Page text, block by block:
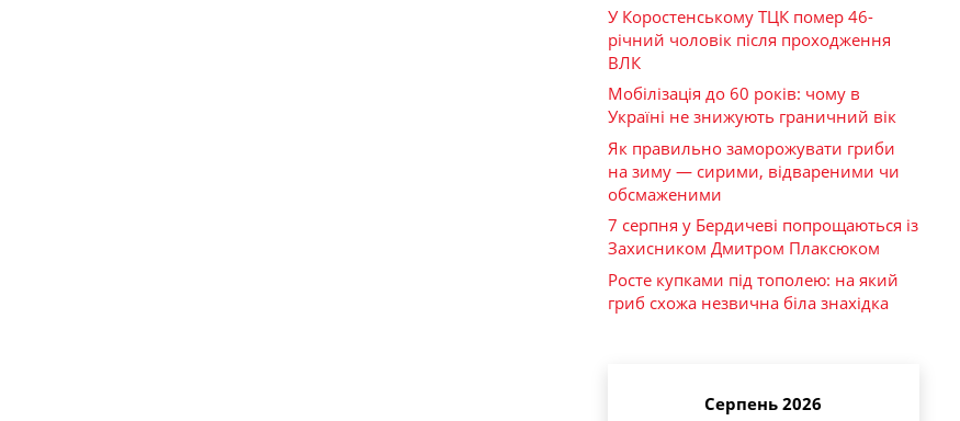
У Коростенському ТЦК помер 46-
річний чоловік після проходження
ВЛК
Мобілізація до 60 років: чому в
Україні не знижують граничний вік
Як правильно заморожувати гриби
на зиму — сирими, відвареними чи
обсмаженими
7 серпня у Бердичеві попрощаються із
Захисником Дмитром Плаксюком
Росте купками під тополею: на який
гриб схожа незвична біла знахідка
Серпень 2026